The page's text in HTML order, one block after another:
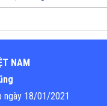
NAM
ngày 18/01/2021